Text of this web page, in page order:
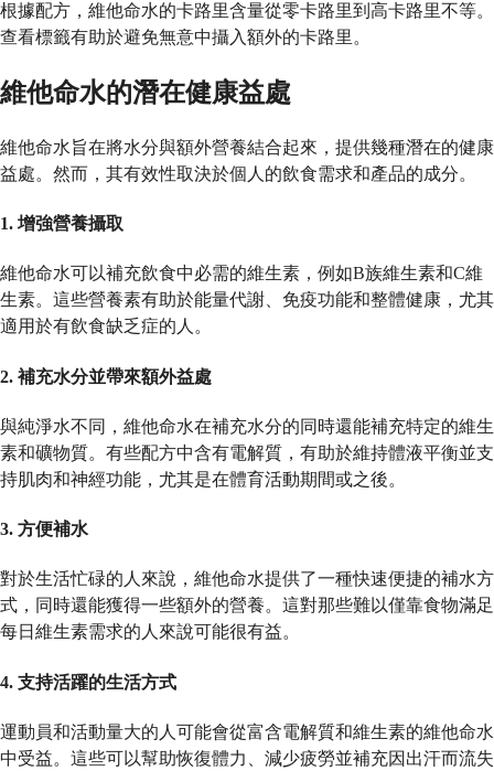
根據配方，維他命水的卡路里含量從零卡路里到高卡路里不等。
查看標籤有助於避免無意中攝入額外的卡路里。
維他命水的潛在健康益處
維他命水旨在將水分與額外營養結合起來，提供幾種潛在的健康
益處。然而，其有效性取決於個人的飲食需求和產品的成分。
1. 增強營養攝取
維他命水可以補充飲食中必需的維生素，例如B族維生素和C維
生素。這些營養素有助於能量代謝、免疫功能和整體健康，尤其
適用於有飲食缺乏症的人。
2. 補充水分並帶來額外益處
與純淨水不同，維他命水在補充水分的同時還能補充特定的維生
素和礦物質。有些配方中含有電解質，有助於維持體液平衡並支
持肌肉和神經功能，尤其是在體育活動期間或之後。
3. 方便補水
對於生活忙碌的人來說，維他命水提供了一種快速便捷的補水方
式，同時還能獲得一些額外的營養。這對那些難以僅靠食物滿足
每日維生素需求的人來說可能很有益。
4. 支持活躍的生活方式
運動員和活動量大的人可能會從富含電解質和維生素的維他命水
中受益。這些可以幫助恢復體力、減少疲勞並補充因出汗而流失